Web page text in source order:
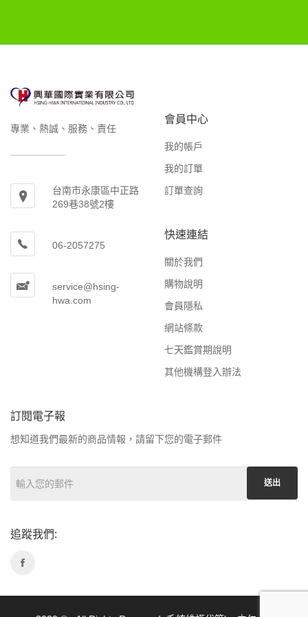
專業、熱誠、服務、責任
台南市永康區中正路
269巷38號2樓
06-2057275
service@hsing-
hwa.com
會員中心
我的帳戶
我的訂單
訂單查詢
快速連結
關於我們
購物說明
會員隱私
網站條款
七天鑑賞期說明
其他機構登入辦法
訂閱電子報
想知道我們最新的商品情報，請留下您的電子郵件
送出
追蹤我們: